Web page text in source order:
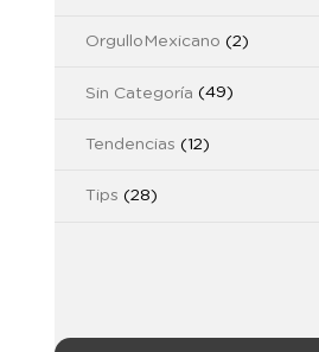
OrgulloMexicano (2)
Sin Categoría (49)
Tendencias (12)
Tips (28)